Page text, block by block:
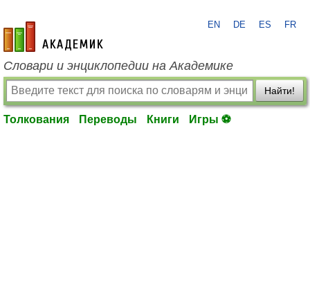
academic.ru
EN DE ES FR
Словари и энциклопедии на Академике
Найти!
Толкования Переводы Книги Игры ⚽